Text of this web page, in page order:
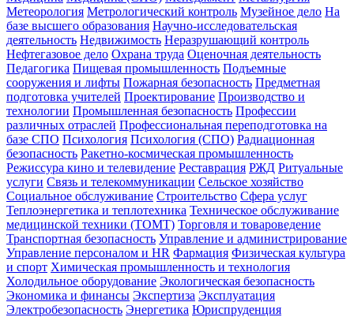
Метеорология Метрологический контроль Музейное дело На
базе высшего образования Научно-исследовательская
деятельность Недвижимость Неразрушающий контроль
Нефтегазовое дело Охрана труда Оценочная деятельность
Педагогика Пищевая промышленность Подъемные
сооружения и лифты Пожарная безопасность Предметная
подготовка учителей Проектирование Производство и
технологии Промышленная безопасность Профессии
различных отраслей Профессиональная переподготовка на
базе СПО Психология Психология (СПО) Радиационная
безопасность Ракетно-космическая промышленность
Режиссура кино и телевидение Реставрация РЖД Ритуальные
услуги Связь и телекоммуникации Сельское хозяйство
Социальное обслуживание Строительство Сфера услуг
Теплоэнергетика и теплотехника Техническое обслуживание
медицинской техники (ТОМТ) Торговля и товароведение
Транспортная безопасность Управление и администрирование
Управление персоналом и HR Фармация Физическая культура
и спорт Химическая промышленность и технология
Холодильное оборудование Экологическая безопасность
Экономика и финансы Экспертиза Эксплуатация
Электробезопасность Энергетика Юриспруденция